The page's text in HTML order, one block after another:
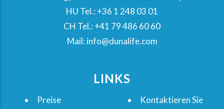
HU Tel.: +36 1 248 03 01
CH Tel.: +41 79 486 60 60
Mail: info@dunalife.com
LINKS
Preise
Kontaktieren Sie